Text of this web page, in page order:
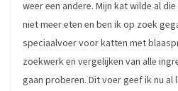
weer een andere. Mijn kat wilde al
niet meer eten en ben ik op zoek
speciaalvoer voor katten met
zoekwerk en vergelijken van alle
gaan proberen. Dit voer geef ik nu al